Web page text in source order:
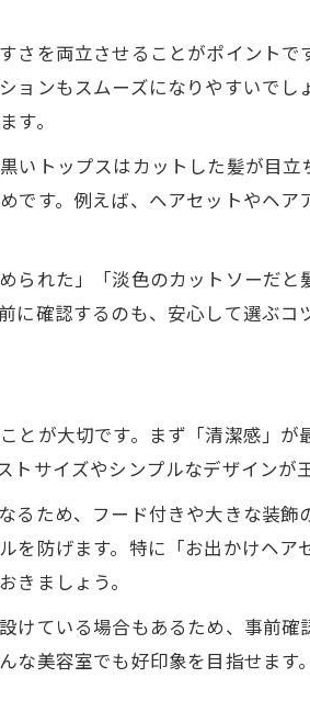
容室で実践したいきれいめカジュア
清潔感が際立つ美容室ファッションの
映えるカジュアル選びの極意
美容室で映えるカジュアル服の選び方
型が引き立つ美容室向けカジュア
容室で避けたいカジュアル服装の
容室ヘアセットに合うカジュアルス
容室にふさわしいシンプルカジュ
容室で好印象なバランス重視の服
美容室ファッションで失敗しない工夫
容室でラフ感と清潔感を両立する
適な服装の選び方を徹底解説
容室施術が快適な服装の条件とは
容室で動きやすいカジュアル服選び
さを両立させることがポイント
ョンもスムーズになりやすいで
す。
いトップスはカットした髪が目
です。例えば、ヘアセットやヘ
られた」「淡色のカットソーだ
確認するのも、安心して選ぶコ
とが大切です。まず「清潔感」
サイズやシンプルなデザインが王
るため、フード付きや大きな装
を防げます。特に「お出かけヘ
きましょう。
けている場合もあるため、事前
美容室でも好印象を目指せます。